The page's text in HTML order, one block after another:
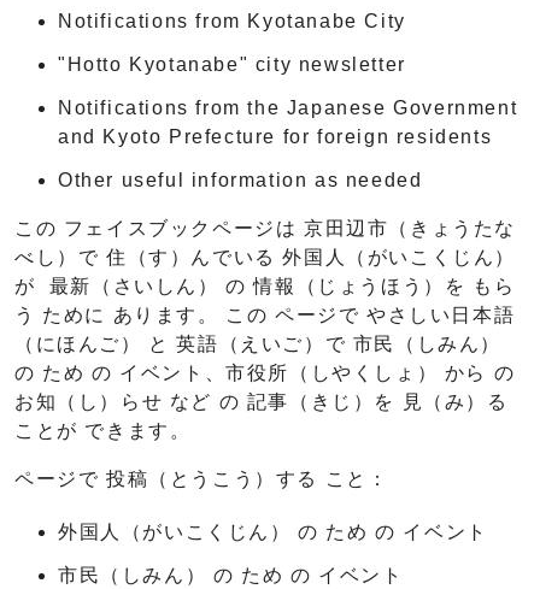
Notifications from Kyotanabe City
"Hotto Kyotanabe" city newsletter
Notifications from the Japanese Government
and Kyoto Prefecture for foreign residents
Other useful information as needed
この フェイスブックページは 京田辺市（きょうたな
べし）で 住（す）んでいる 外国人（がいこくじん）
が 最新（さいしん） の 情報（じょうほう）を もら
う ために あります。 この ページで やさしい日本語
（にほんご） と 英語（えいご）で 市民（しみん）
の ため の イベント、市役所（しやくしょ） から の
お知（し）らせ など の 記事（きじ）を 見（み）る
ことが できます。
ページで 投稿（とうこう）する こと：
外国人（がいこくじん） の ため の イベント
市民（しみん） の ため の イベント